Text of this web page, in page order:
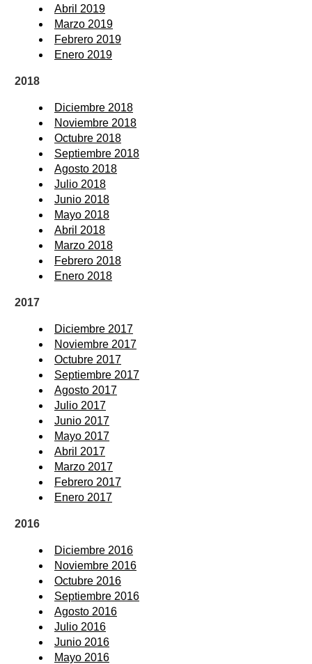
Abril 2019
Marzo 2019
Febrero 2019
Enero 2019
2018
Diciembre 2018
Noviembre 2018
Octubre 2018
Septiembre 2018
Agosto 2018
Julio 2018
Junio 2018
Mayo 2018
Abril 2018
Marzo 2018
Febrero 2018
Enero 2018
2017
Diciembre 2017
Noviembre 2017
Octubre 2017
Septiembre 2017
Agosto 2017
Julio 2017
Junio 2017
Mayo 2017
Abril 2017
Marzo 2017
Febrero 2017
Enero 2017
2016
Diciembre 2016
Noviembre 2016
Octubre 2016
Septiembre 2016
Agosto 2016
Julio 2016
Junio 2016
Mayo 2016